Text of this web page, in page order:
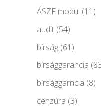
ÁSZF modul (11)
audit (54)
bírság (61)
bírsággarancia
bírsággarncia (8)
cenzúra (3)